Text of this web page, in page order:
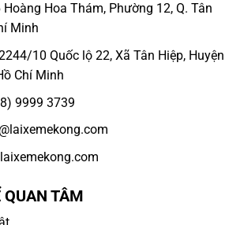
Hoa Thám, Phường 12, Q. Tân
Minh
10 Quốc lộ 22, Xã Tân Hiệp, Huyện
Chí Minh
9999 3739
TÂM